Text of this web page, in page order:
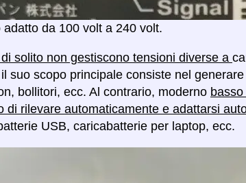
da 100 volt a 240 volt.
solito non gestiscono tensioni diverse a
suo scopo principale consiste nel
bollitori, ecc. Al contrario, moderno
di rilevare automaticamente e adattarsi
USB, caricabatterie per laptop, ecc.